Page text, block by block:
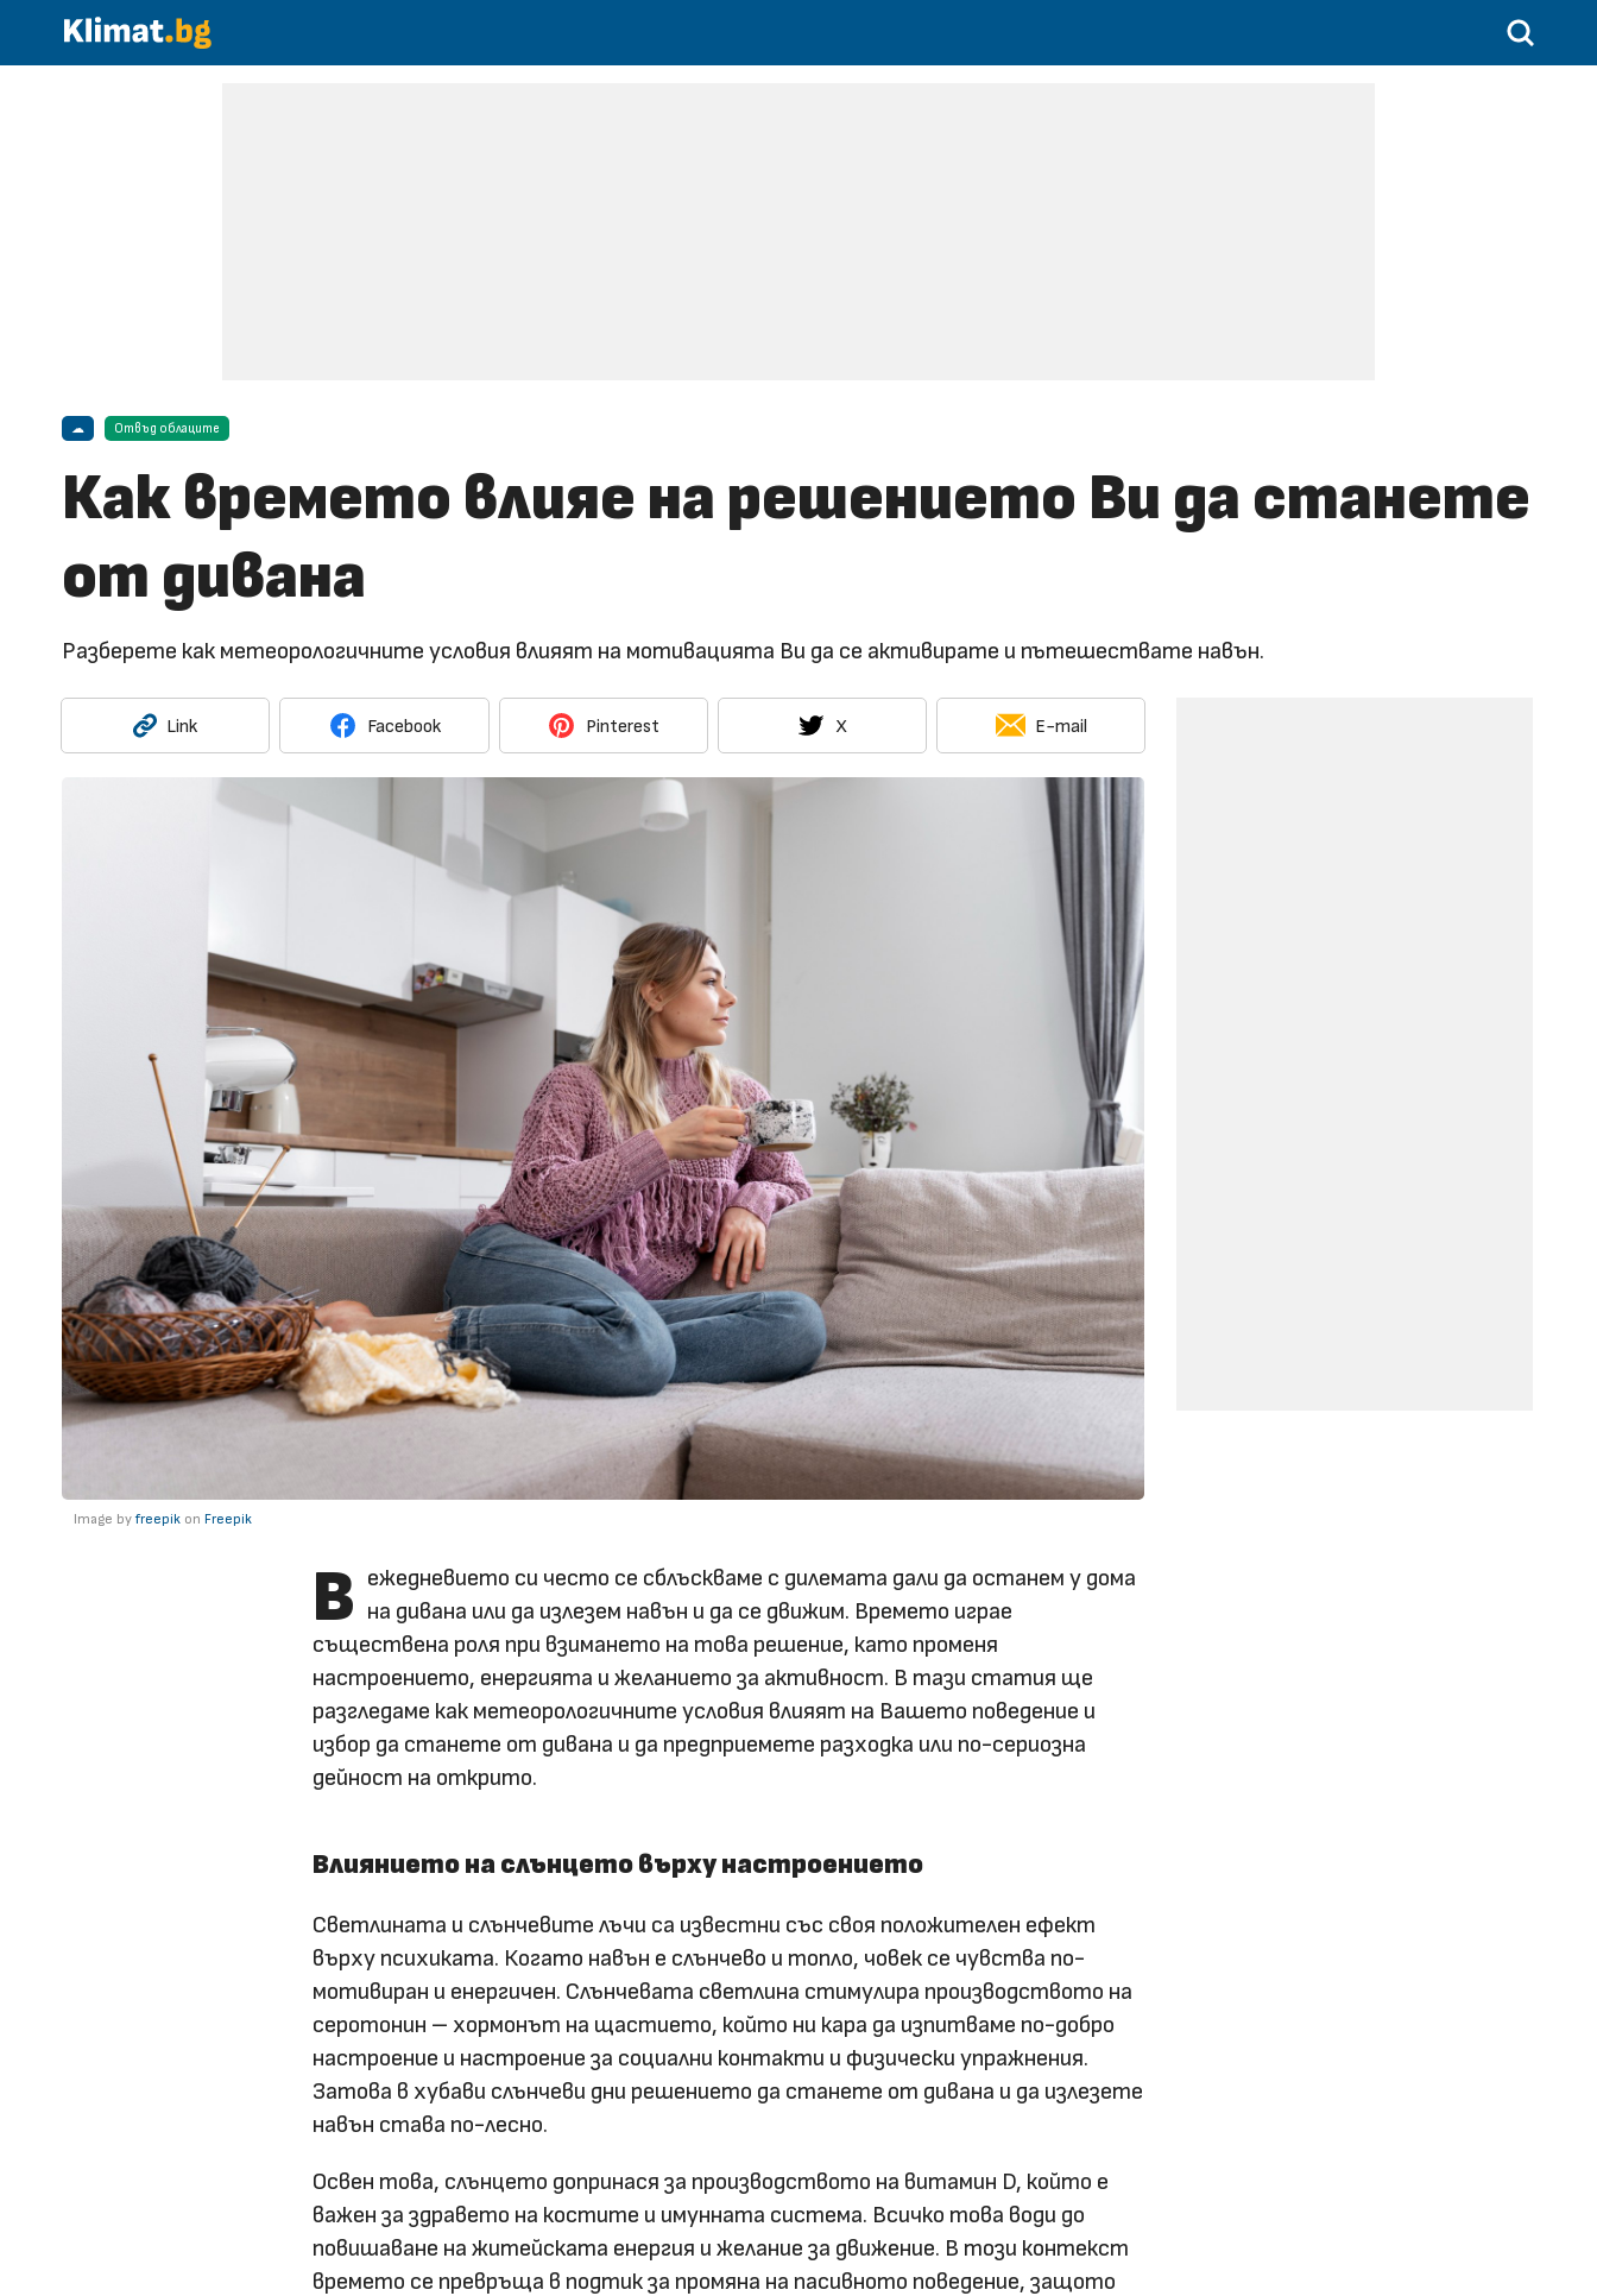
☁ Отвъд облаците
Как времето влияе на решението Ви да станете
от дивана
Разберете как метеорологичните условия влияят на мотивацията Ви да се активирате и пътешествате навън.
Link Facebook Pinterest X E-mail
Image byfreepik on Freepik
В
ежедневието си често се сблъскваме с дилемата дали да останем у дома
на дивана или да излезем навън и да се движим. Времето играе
съществена роля при взимането на това решение, като променя
настроението, енергията и желанието за активност. В тази статия ще
разгледаме как метеорологичните условия влияят на Вашето поведение и
избор да станете от дивана и да предприемете разходка или по-сериозна
дейност на открито.
Влиянието на слънцето върху настроението
Светлината и слънчевите лъчи са известни със своя положителен ефект
върху психиката. Когато навън е слънчево и топло, човек се чувства по-
мотивиран и енергичен. Слънчевата светлина стимулира производството на
серотонин – хормонът на щастието, който ни кара да изпитваме по-добро
настроение и настроение за социални контакти и физически упражнения.
Затова в хубави слънчеви дни решението да станете от дивана и да излезете
навън става по-лесно.
Освен това, слънцето допринася за производството на витамин D, който е
важен за здравето на костите и имунната система. Всичко това води до
повишаване на житейската енергия и желание за движение. В този контекст
времето се превръща в подтик за промяна на пасивното поведение, защото